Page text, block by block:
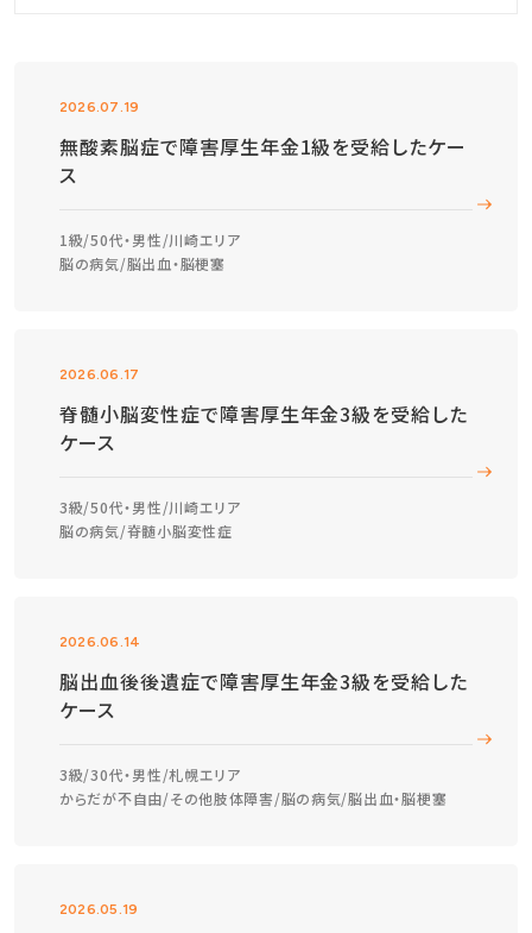
2026.07.19
無酸素脳症で障害厚生年金1級を受給したケー
ス
1級 50代・男性 川崎エリア
脳の病気 脳出血・脳梗塞
2026.06.17
脊髄小脳変性症で障害厚生年金3級を受給した
ケース
3級 50代・男性 川崎エリア
脳の病気 脊髄小脳変性症
2026.06.14
脳出血後後遺症で障害厚生年金3級を受給した
ケース
3級 30代・男性 札幌エリア
からだが不自由 その他肢体障害 脳の病気 脳出血・脳梗塞
2026.05.19